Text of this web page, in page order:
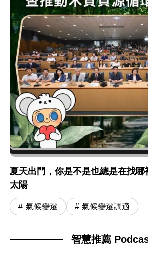
夏天出門，你是不是也總是在找
太陽
氣候變遷 氣候變遷調適
智慧推薦